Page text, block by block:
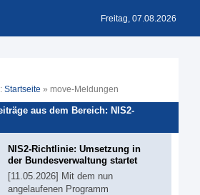
Freitag, 07.08.2026
Startseite » move-Meldungen
aus dem Bereich: NIS2-
NIS2-Richtlinie: Umsetzung in
der Bundesverwaltung startet
[11.05.2026] Mit dem nun
angelaufenen Programm